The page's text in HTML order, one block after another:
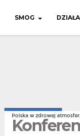
SMOG
Polska w zdrowej